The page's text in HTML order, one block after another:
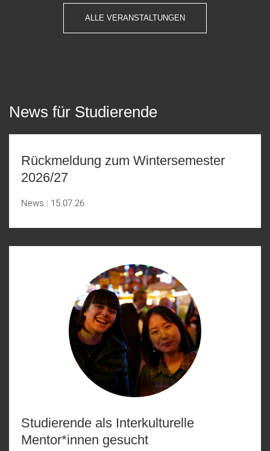
ALLE VERANSTALTUNGEN
News für Studierende
Rückmeldung zum Wintersemester
2026/27
News 15.07.26
Studierende als Interkulturelle
Mentor*innen gesucht